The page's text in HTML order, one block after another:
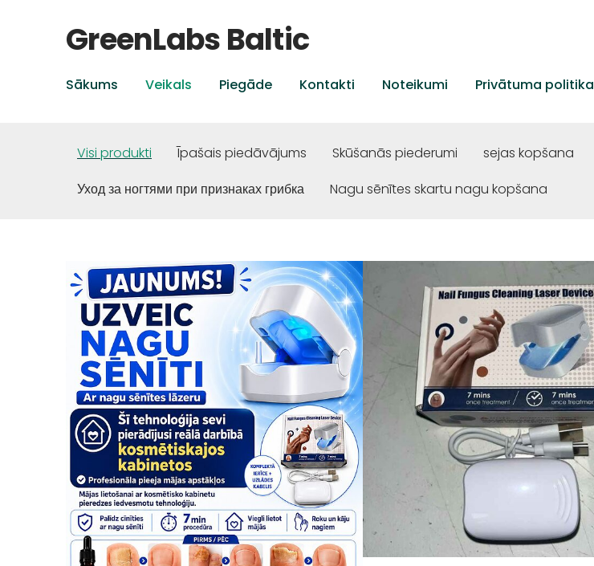
GreenLabs Baltic
Sākums Veikals Piegāde Kontakti Noteikumi Privātuma politika
Visi produkti Īpašais piedāvājums Skūšanās piederumi sejas kopšana
Уход за ногтями при признаках грибка
Nagu sēnītes skartu nagu kopšana